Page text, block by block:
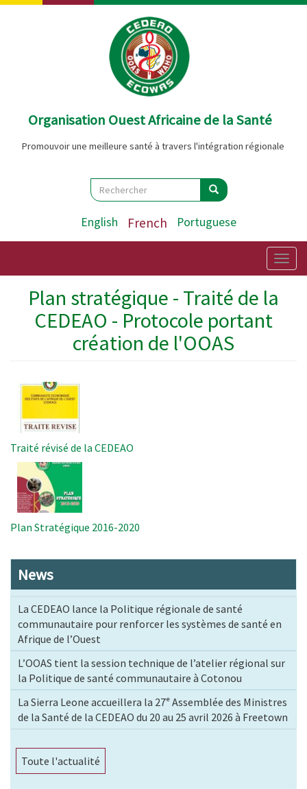
Aller
Organisation Ouest Africaine de la Santé
Promouvoir une meilleure santé à travers l'intégration régionale
Search
Rechercher Rechercher
English French Portuguese
Plan stratégique - Traité de la
CEDEAO - Protocole portant
création de l'OOAS
Image
Traité révisé de la CEDEAO
Image
Plan Stratégique 2016-2020
News
La CEDEAO lance la Politique régionale de santé
communautaire pour renforcer les systèmes de santé en
Afrique de l’Ouest
L’OOAS tient la session technique de l’atelier régional sur
la Politique de santé communautaire à Cotonou
La Sierra Leone accueillera la 27ᵉ Assemblée des Ministres
de la Santé de la CEDEAO du 20 au 25 avril 2026 à Freetown
Toute l'actualité